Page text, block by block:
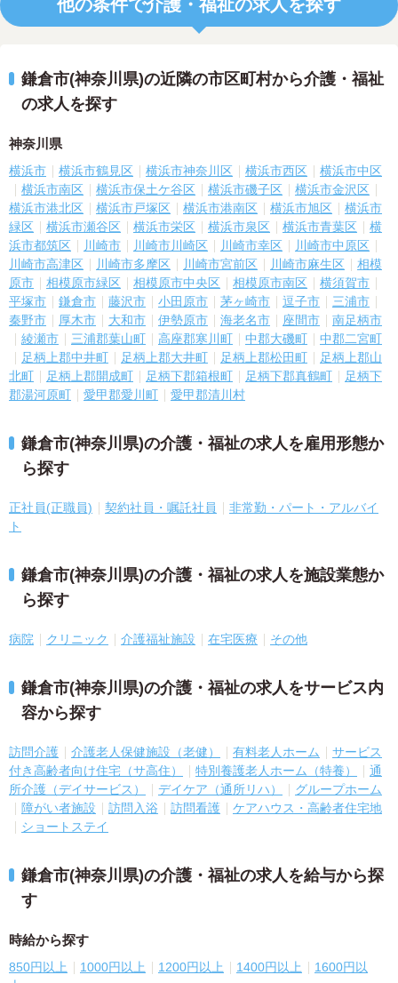
他の条件で介護・福祉の求人を探す
鎌倉市(神奈川県)の近隣の市区町村から介護・福祉
の求人を探す
神奈川県
横浜市 横浜市鶴見区 横浜市神奈川区 横浜市西区
横浜市中区
横浜市南区
横浜市保土ケ谷区 横浜市磯子区
横浜市金沢区
横浜市港北区
横浜市戸塚区 横浜市港南区 横浜市旭区
横浜市
緑区
横浜市瀬谷区 横浜市栄区 横浜市泉区 横浜市青葉区
横
浜市都筑区
川崎市 川崎市川崎区 川崎市幸区
川崎市中原区
川崎市高津区
川崎市多摩区 川崎市宮前区 川崎市麻生区
相模
原市
相模原市緑区 相模原市中央区 相模原市南区
横須賀市
平塚市
鎌倉市 藤沢市 小田原市 茅ヶ崎市 逗子市
三浦市
秦野市
厚木市 大和市 伊勢原市 海老名市 座間市
南足柄市
綾瀬市
三浦郡葉山町 高座郡寒川町 中郡大磯町
中郡二宮町
足柄上郡中井町
足柄上郡大井町 足柄上郡松田町
足柄上郡山
北町
足柄上郡開成町 足柄下郡箱根町 足柄下郡真鶴町
足柄下
郡湯河原町
愛甲郡愛川町 愛甲郡清川村
鎌倉市(神奈川県)の介護・福祉の求人を雇用形態か
ら探す
正社員(正職員) 契約社員・嘱託社員
非常勤・パート・アルバイ
ト
鎌倉市(神奈川県)の介護・福祉の求人を施設業態か
ら探す
病院 クリニック 介護福祉施設 在宅医療 その他
鎌倉市(神奈川県)の介護・福祉の求人をサービス内
容から探す
訪問介護 介護老人保健施設（老健） 有料老人ホーム
サービス
付き高齢者向け住宅（サ高住）
特別養護老人ホーム（特養）
通
所介護（デイサービス）
デイケア（通所リハ）
グループホーム
障がい者施設
訪問入浴 訪問看護
ケアハウス・高齢者住宅地
ショートステイ
鎌倉市(神奈川県)の介護・福祉の求人を給与から探
す
時給から探す
850円以上 1000円以上 1200円以上 1400円以上
1600円以